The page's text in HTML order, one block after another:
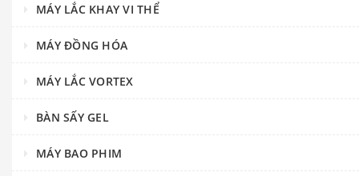
MÁY LẮC KHAY VI THỂ
MÁY ĐỒNG HÓA
MÁY LẮC VORTEX
BÀN SẤY GEL
MÁY BAO PHIM